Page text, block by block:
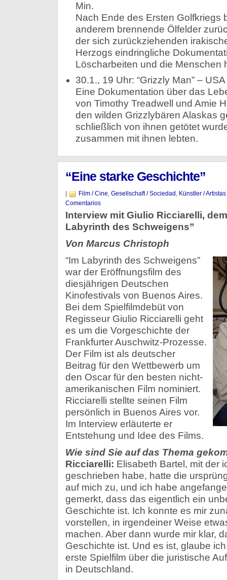
Min.
Nach Ende des Ersten Golfkriegs
anderem brennende Ölfelder
der sich zurückziehenden
Herzogs eindringliche
Löscharbeiten und die Menschen
30.1., 19 Uhr: “Grizzly Man” –
Eine Dokumentation über das
von Timothy Treadwell und Amie
den wilden Grizzlybären Alaskas
schließlich von ihnen getötet
zusammen mit ihnen lebten.
“Eine starke Geschichte”
Film / Cine, Gesellschaft / Sociedad , Künstler / Artistas
Comentarios
Interview mit Giulio Ricciarelli,
Labyrinth des Schweigens”
Von Marcus Christoph
“Im Labyrinth des Schweigens”
war der Eröffnungsfilm des
diesjährigen Deutschen
Kinofestivals von Buenos Aires.
Bei dem Spielfilmdebüt von
Regisseur Giulio Ricciarelli geht
es um die Vorgeschichte der
Frankfurter Auschwitz-Prozesse.
Der Film ist als deutscher
Beitrag für den Wettbewerb um
den Oscar für den besten nicht-
amerikanischen Film nominiert.
Ricciarelli stellte seinen Film
persönlich in Buenos Aires vor.
Im Interview erläuterte er
Entstehung und Idee des Films.
Wie sind Sie auf das Thema
Ricciarelli: Elisabeth Bartel, mit der
geschrieben habe, hatte die
auf mich zu, und ich habe
gemerkt, dass das eigentlich ein
Geschichte ist. Ich konnte es mir
vorstellen, in irgendeiner Weise
machen. Aber dann wurde mir klar,
Geschichte ist. Und es ist, glaube
erste Spielfilm über die juristische
in Deutschland.